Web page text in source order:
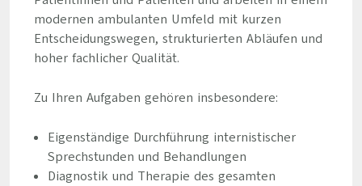
modernen ambulanten Umfeld mit kurzen
Entscheidungswegen, strukturierten Abläufen und
hoher fachlicher Qualität.
Zu Ihren Aufgaben gehören insbesondere:
Eigenständige Durchführung internistischer
Sprechstunden und Behandlungen
Diagnostik und Therapie des gesamten